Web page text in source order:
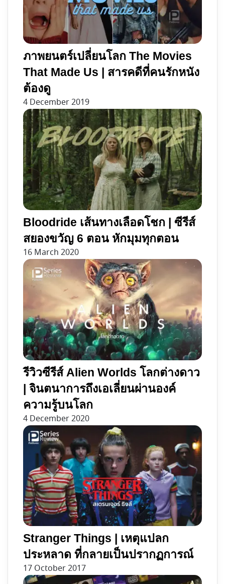
ภาพยนตร์เปลี่ยนโลก The Movies
That Made Us | สารคดีที่คนรักหนัง
ต้องดู
4 December 2019
Bloodride เส้นทางเลือดโชก | ซีรีส์
สยองขวัญ 6 ตอน หักมุมทุกตอน
16 March 2020
รีวิวซีรีส์ Alien Worlds โลกต่างดาว
| จินตนาการถึงเอเลี่ยนผ่านองค์
ความรู้บนโลก
4 December 2020
Stranger Things | เหตุแปลก
ประหลาด ที่กลายเป็นปรากฏการณ์
17 October 2017